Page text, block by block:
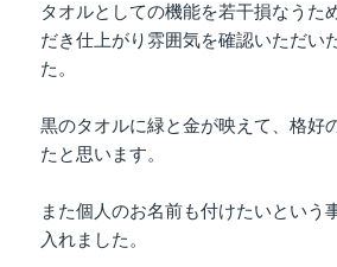
タオルとしての機能を若干損なうた
だき仕上がり雰囲気を確認いただい
た。
黒のタオルに緑と金が映えて、格好
たと思います。
また個人のお名前も付けたいという
入れました。